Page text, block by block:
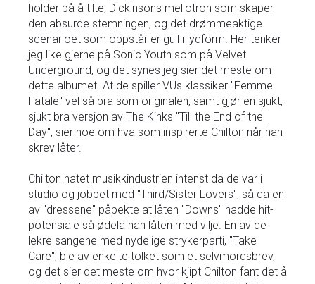
holder på å tilte, Dickinsons mellotron som skaper
den absurde stemningen, og det drømmeaktige
scenarioet som oppstår er gull i lydform. Her tenker
jeg like gjerne på Sonic Youth som på Velvet
Underground, og det synes jeg sier det meste om
dette albumet. At de spiller VUs klassiker "Femme
Fatale" vel så bra som originalen, samt gjør en sjukt,
sjukt bra versjon av The Kinks "Till the End of the
Day", sier noe om hva som inspirerte Chilton når han
skrev låter.
Chilton hatet musikkindustrien intenst da de var i
studio og jobbet med "Third/Sister Lovers", så da en
av "dressene" påpekte at låten "Downs" hadde hit-
potensiale så ødela han låten med vilje. En av de
lekre sangene med nydelige strykerparti, "Take
Care", ble av enkelte tolket som et selvmordsbrev,
og det sier det meste om hvor kjipt Chilton fant det å